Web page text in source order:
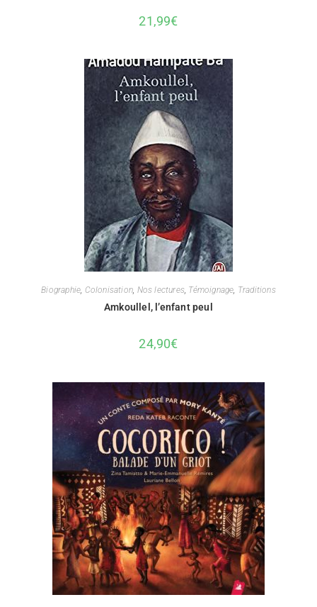
21,99€
Biographie, Colonisation, Nos lectures, Témoignage, Traditions
Amkoullel, l’enfant peul
24,90€